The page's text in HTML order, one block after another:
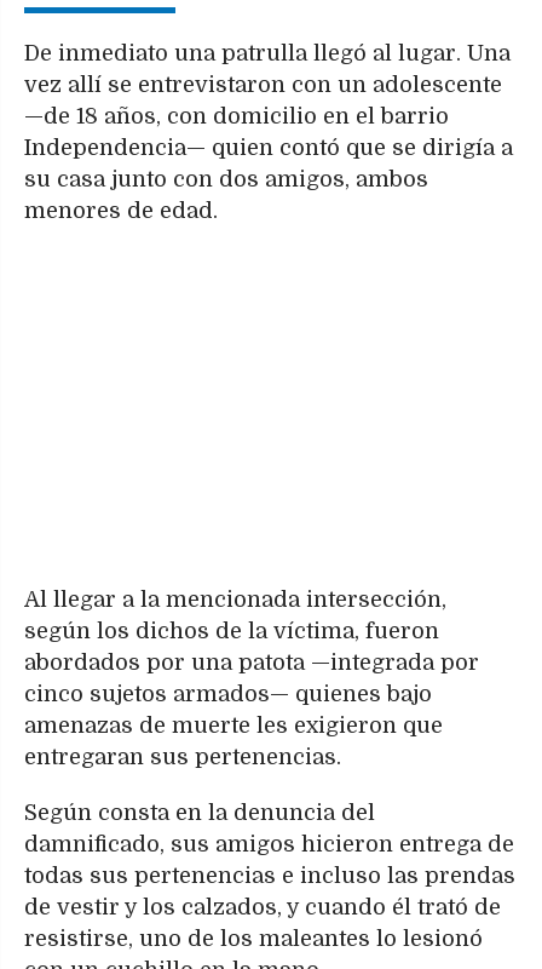
De inmediato una patrulla llegó al lugar. Una
vez allí se entrevistaron con un adolescente
—de 18 años, con domicilio en el barrio
Independencia— quien contó que se dirigía a
su casa junto con dos amigos, ambos
menores de edad.
Al llegar a la mencionada intersección,
según los dichos de la víctima, fueron
abordados por una patota —integrada por
cinco sujetos armados— quienes bajo
amenazas de muerte les exigieron que
entregaran sus pertenencias.
Según consta en la denuncia del
damnificado, sus amigos hicieron entrega de
todas sus pertenencias e incluso las prendas
de vestir y los calzados, y cuando él trató de
resistirse, uno de los maleantes lo lesionó